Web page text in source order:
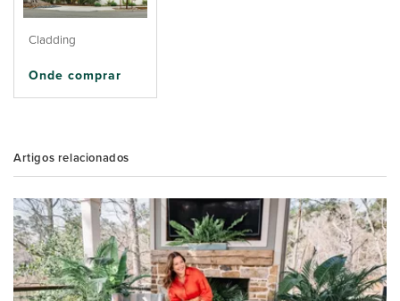
Cladding
Onde comprar
Artigos relacionados